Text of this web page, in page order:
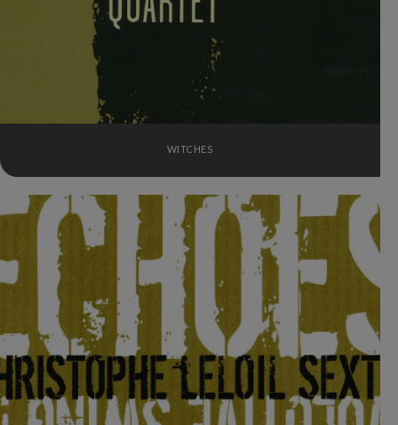
WITCHES